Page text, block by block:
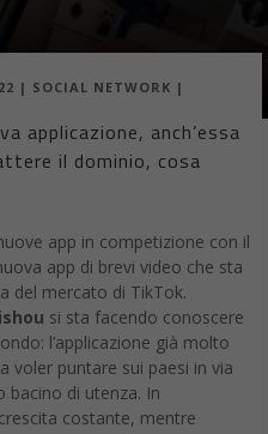
| SOCIAL NETWORK |
applicazione, anch’essa
il dominio, cosa
app in competizione con il
app di brevi video che sta
del mercato di TikTok.
si sta facendo conoscere
l’applicazione già molto
voler puntare sui paesi in via
bacino di utenza. In
costante, mentre